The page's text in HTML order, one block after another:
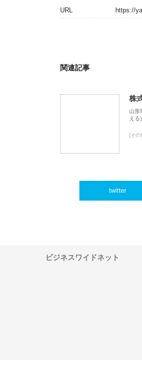
URL https://
関連記事
株
山形
える
[その
twitter
ビジネスワイドネット